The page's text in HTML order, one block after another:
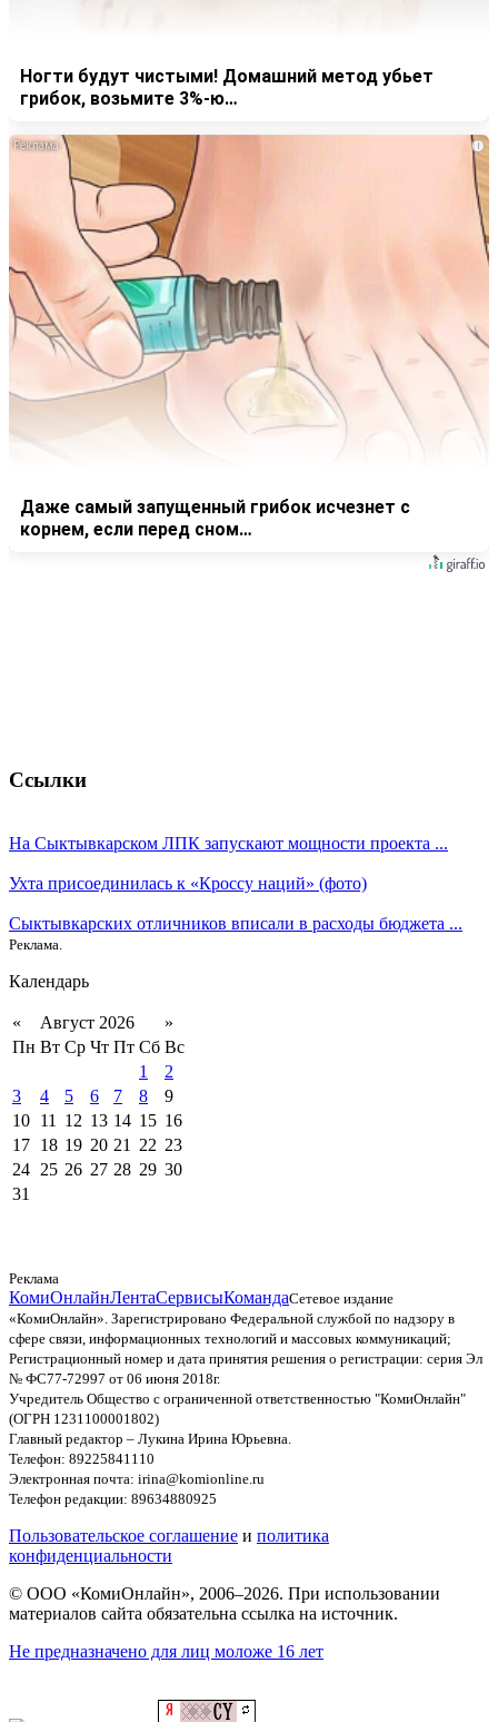
Ногти будут чистыми! Домашний метод убьет
грибок, возьмите 3%-ю…
i
Даже самый запущенный грибок исчезнет с
корнем, если перед сном…
Ссылки
На Сыктывкарском ЛПК запускают мощности проекта ...
Ухта присоединилась к «Кроссу наций» (фото)
Сыктывкарских отличников вписали в расходы бюджета ...
Реклама.
Календарь
« Август 2026
»
Пн Вт Ср Чт Пт Сб Вс
1
2
3
4 5 6 7 8
9
10 11 12 13 14 15 16
17 18 19 20 21 22 23
24 25 26 27 28 29 30
31
Реклама
КомиОнлайнЛентаСервисыКомандаСетевое издание
«КомиОнлайн». Зарегистрировано Федеральной службой по надзору в
сфере связи, информационных технологий и массовых коммуникаций;
Регистрационный номер и дата принятия решения о регистрации: серия Эл
№ ФС77-72997 от 06 июня 2018г.
Учредитель Общество с ограниченной ответственностью "КомиОнлайн"
(ОГРН 1231100001802)
Главный редактор – Лукина Ирина Юрьевна.
Телефон: 89225841110
Электронная почта: irina@komionline.ru
Телефон редакции: 89634880925
Пользовательское соглашение и политика
конфиденциальности
© ООО «КомиОнлайн», 2006–2026. При использовании
материалов сайта обязательна ссылка на источник.
Не предназначено для лиц моложе 16 лет